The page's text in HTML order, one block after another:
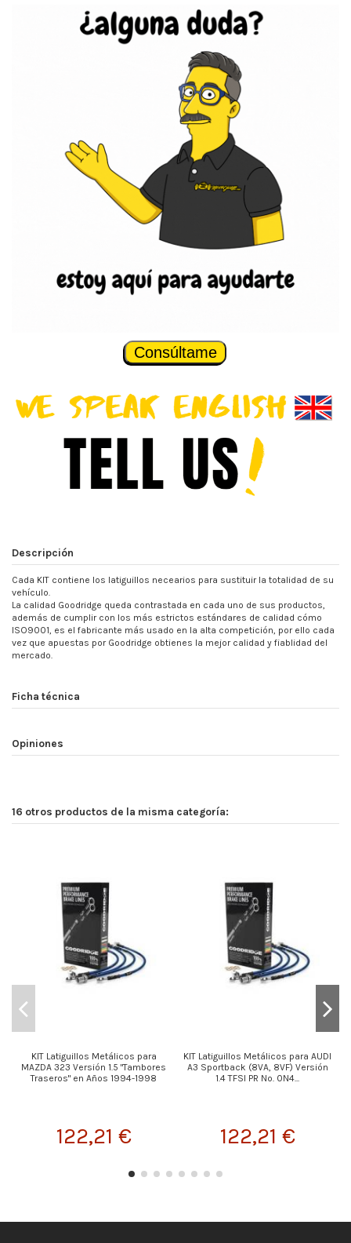
Consúltame
Descripción
Cada KIT contiene los latiguillos necearios para sustituir la totalidad de su
vehículo.
La calidad Goodridge queda contrastada en cada uno de sus productos,
además de cumplir con los más estrictos estándares de calidad cómo
ISO9001, es el fabricante más usado en la alta competición, por ello cada
vez que apuestas por Goodridge obtienes la mejor calidad y fiablidad del
mercado.
Ficha técnica
Opiniones
16 otros productos de la misma categoría:
KIT Latiguillos Metálicos para
MAZDA 323 Versión 1.5 "Tambores
Traseros" en Años 1994-1998
122,21 €
KIT Latiguillos Metálicos para AUDI
A3 Sportback (8VA, 8VF) Versión
1.4 TFSI PR No. 0N4...
122,21 €